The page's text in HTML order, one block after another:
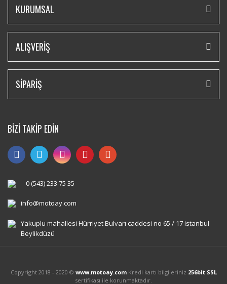
KURUMSAL
ALIŞVERİŞ
SİPARİŞ
BİZİ TAKİP EDİN
0 (543) 233 75 35
info@motoay.com
Yakuplu mahallesi Hürriyet Bulvarı caddesi no 65 / 17 istanbul
Beylikdüzü
Copyright 2018 - 2020 © www.motoay.comKredi kartı bilgileriniz 256bit SSL
sertifikası ile korunmaktadır.